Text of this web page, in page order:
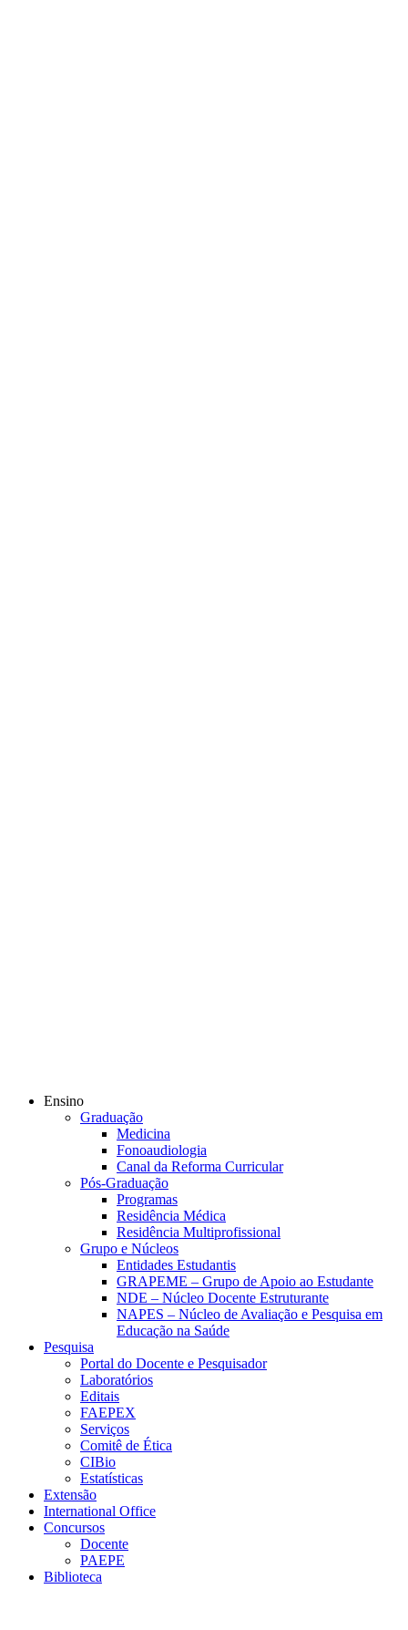
Ensino
Graduação
Medicina
Fonoaudiologia
Canal da Reforma Curricular
Pós-Graduação
Programas
Residência Médica
Residência Multiprofissional
Grupo e Núcleos
Entidades Estudantis
GRAPEME – Grupo de Apoio ao Estudante
NDE – Núcleo Docente Estruturante
NAPES – Núcleo de Avaliação e Pesquisa em
Educação na Saúde
Pesquisa
Portal do Docente e Pesquisador
Laboratórios
Editais
FAEPEX
Serviços
Comitê de Ética
CIBio
Estatísticas
Extensão
International Office
Concursos
Docente
PAEPE
Biblioteca